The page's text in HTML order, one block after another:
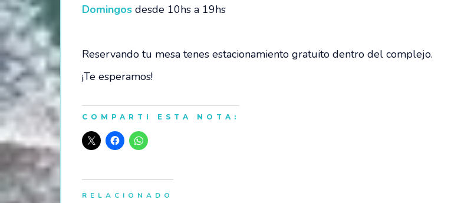
Domingos desde 10hs a 19hs
Reservando tu mesa tenes estacionamiento gratuito dentro del complejo.
¡Te esperamos!
COMPARTI ESTA NOTA:
RELACIONADO